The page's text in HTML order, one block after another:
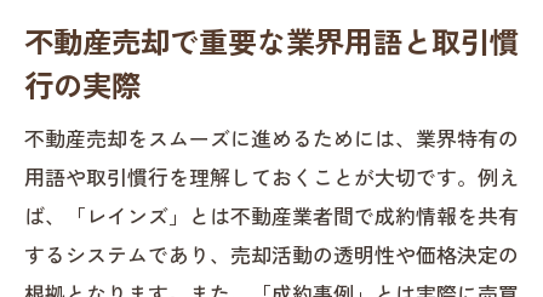
不動産売却事例と公的データを組み合わ
せる意義
土地総合情報システムで不動産売却価格
を調査
不動産売却の透明性を高めるデータの見
極め方
不動産売却で重要な業界用語と取引慣
行の実際
不動産売却をスムーズに進めるためには、業界特有の
用語や取引慣行を理解しておくことが大切です。例え
ば、「レインズ」とは不動産業者間で成約情報を共有
するシステムであり、売却活動の透明性や価格決定の